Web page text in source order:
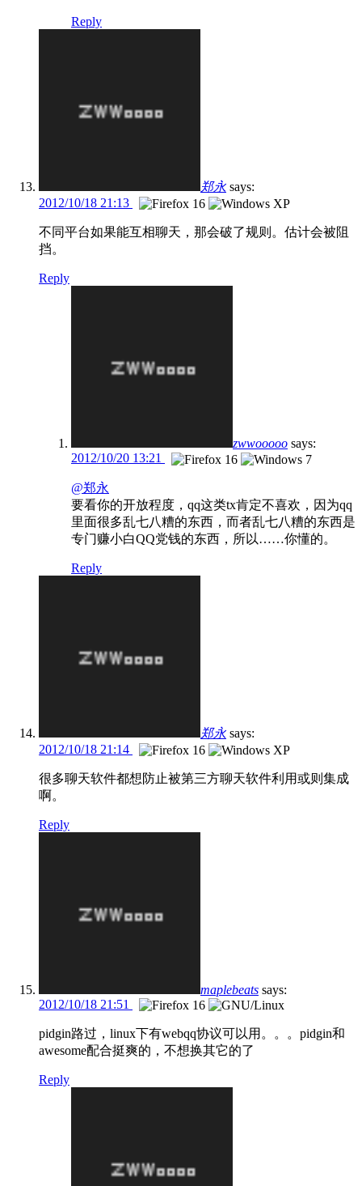
Reply
郑永 says:
2012/10/18 21:13
不同平台如果能互相聊天，那会破了规则。估计会被阻
挡。
Reply
zwwooooo says:
2012/10/20 13:21
@郑永
要看你的开放程度，qq这类tx肯定不喜欢，因为qq
里面很多乱七八糟的东西，而者乱七八糟的东西是
专门赚小白QQ党钱的东西，所以……你懂的。
Reply
郑永 says:
2012/10/18 21:14
很多聊天软件都想防止被第三方聊天软件利用或则集成
啊。
Reply
maplebeats says:
2012/10/18 21:51
pidgin路过，linux下有webqq协议可以用。。。pidgin和
awesome配合挺爽的，不想换其它的了
Reply